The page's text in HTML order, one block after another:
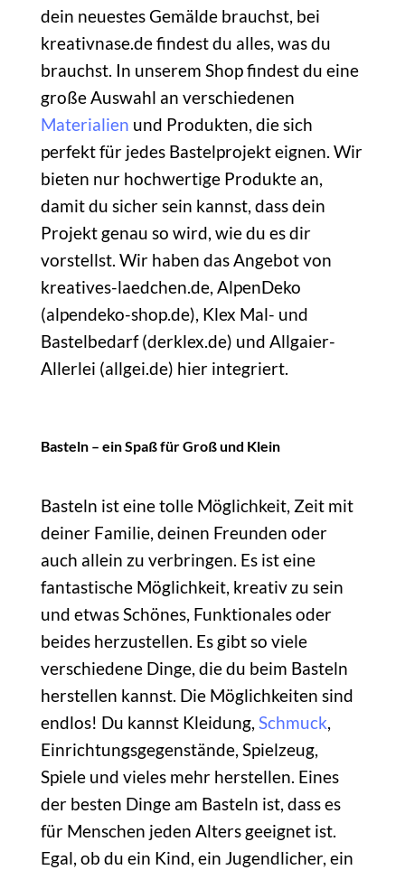
dein neuestes Gemälde brauchst, bei
kreativnase.de findest du alles, was du
brauchst. In unserem Shop findest du eine
große Auswahl an verschiedenen
Materialien und Produkten, die sich
perfekt für jedes Bastelprojekt eignen. Wir
bieten nur hochwertige Produkte an,
damit du sicher sein kannst, dass dein
Projekt genau so wird, wie du es dir
vorstellst. Wir haben das Angebot von
kreatives-laedchen.de, AlpenDeko
(alpendeko-shop.de), Klex Mal- und
Bastelbedarf (derklex.de) und Allgaier-
Allerlei (allgei.de) hier integriert.
Basteln – ein Spaß für Groß und Klein
Basteln ist eine tolle Möglichkeit, Zeit mit
deiner Familie, deinen Freunden oder
auch allein zu verbringen. Es ist eine
fantastische Möglichkeit, kreativ zu sein
und etwas Schönes, Funktionales oder
beides herzustellen. Es gibt so viele
verschiedene Dinge, die du beim Basteln
herstellen kannst. Die Möglichkeiten sind
endlos! Du kannst Kleidung, Schmuck,
Einrichtungsgegenstände, Spielzeug,
Spiele und vieles mehr herstellen. Eines
der besten Dinge am Basteln ist, dass es
für Menschen jeden Alters geeignet ist.
Egal, ob du ein Kind, ein Jugendlicher, ein